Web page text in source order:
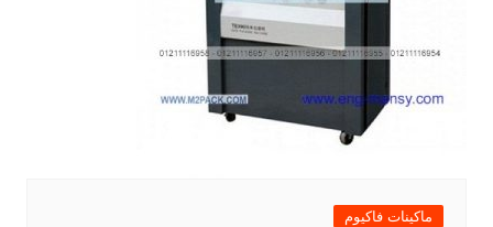
ماكينات فاكيوم